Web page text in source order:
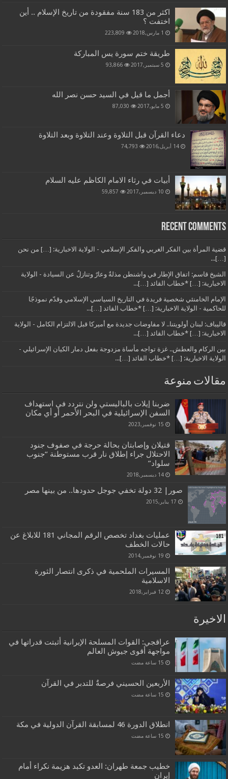
اكثر من 183 سنة مفقودة من تاريخ الإسلام .. أين
اختفت ؟
1 مارس,2018 223,809
طريقة ختم سورة يس المباركة
5 سبتمبر,2017 93,866
أجمل ما قيل في السيد حسن نصر الله
5 مايو,2017 87,030
دعاء القرآن قبل التلاوة وعند التلاوة وبعد التلاوة
14 أبريل,2016 74,793
أبيات في رثاء الامام الكاظم عليه السلام
10 ديسمبر,2017 59,857
Recent Comments
قضية المرأة بين الفكر الغربي والفكر الإسلامي - الولاية الاخبارية: […] من نحن
[…]...
الشيخ قاسم: اتفاق الإطار في واشنطن مذلةٌ وعارٌ وتنازلٌ عن السيادة - الولاية
الاخبارية: […] *خطاب القائد […]...
الإمام الخامنئي شخصية فريدة في التاريخ السياسي الإسلامي وقدّم نموذجًا
للحاكمية - الولاية الاخبارية: […] *خطاب القائد […]...
قاليباف: لبنان أولويتنا.. لا مفاوضات جديدة مع أميركا قبل الالتزام الكامل - الولاية
الاخبارية: […] *خطاب القائد […]...
بين الركام والعطش.. غزة تواجه مأساة مزدوجة بفعل دمار الكيان الإسرائيلي -
الولاية الاخبارية: […] *خطاب القائد […]...
مقالات منوعة
ضربنا إيلات بالباليستي ولن نتردد في استهداف
السفن الإسرائيلية في البحر الأحمر أو أي مكان
15 نوفمبر,2023
قتيلان وإصابتان بحالة حرجة في صفوف جنود
الاحتلال جراء إطلاق نار قرب مستوطنة “جنوب
سلواد”
14 ديسمبر,2018
صور| 32 دولة تخفي جوجل حدودها.. من بينها مصر
17 يناير,2015
عمليات بغداد تخصص الرقم المجاني 181 للابلاغ عن
حالات الخطف
19 نوفمبر,2014
المسيرات الملحمية في ذكرى انتصار الثورة
الاسلامية
12 فبراير,2018
الاخيرة
عراقجي: القوات المسلحة الإيرانية أثبتت قدراتها في
مواجهة أقوى جيوش العالم
الأربعين الحسيني فرصةٌ للتدبر في القرآن
انطلاق الدورة 46 لمسابقة القرآن الدولية في مكة
خطيب جمعة طهران: العدو تكبد هزيمة نكراء أمام
إيران